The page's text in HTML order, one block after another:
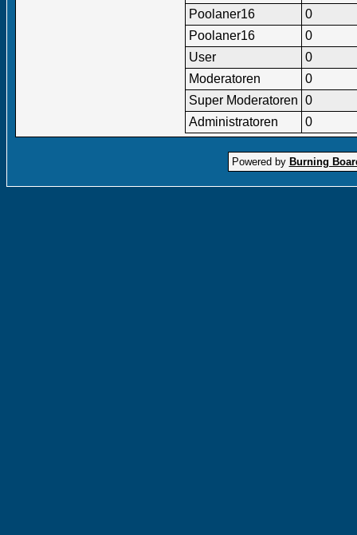
Poolaner16
0
Poolaner16
0
User
0
Moderatoren
0
Super Moderatoren 0
Administratoren
0
Powered by Burning